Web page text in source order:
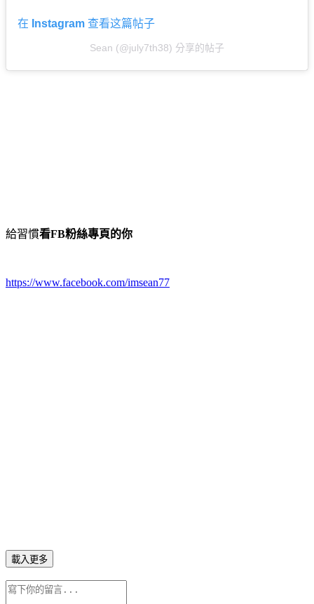
在 Instagram 查看这篇帖子
Sean (@july7th38) 分享的帖子
給習慣看FB粉絲專頁的你
https://www.facebook.com/imsean77
載入更多